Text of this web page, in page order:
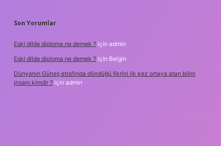
Son Yorumlar
Eski dilde diploma ne demek ? için admin
Eski dilde diploma ne demek ? için Belgin
Dünyanın Güneş etrafında döndüğü fikrini ilk kez ortaya atan bilim
insanı kimdir ? için admin